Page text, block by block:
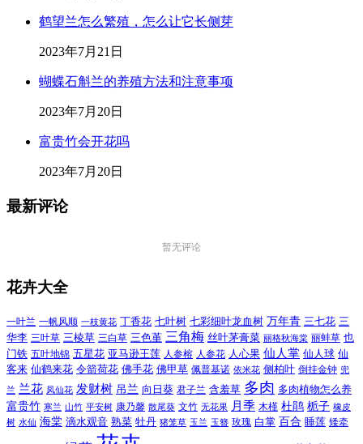
鹤望兰怎么繁殖，怎么让它长侧芽
2023年7月21日
蝴蝶石斛兰的养殖方法和注意事项
2023年7月20日
富贵竹会开花吗
2023年7月20日
最新评论
暂无评论
花卉大全
一叶兰 一帆风顺 一枝黄花 丁香花 七叶树 七彩细叶龙血树 万年青 三七花 三
华李 三叶草 三棱草 三白草 三色堇 三角梅 丝叶茅膏菜 丽格秋海棠 丽蚌草 也
门铁 五叶地锦 五星花 亚马逊王莲 人参榕 人参花 人心果 仙人掌 仙人球 仙
客来 仙鹤来花 令箭荷花 佛手花 佛甲草 佩普基诺 依米花 侧柏叶 倒挂金钟 兜
兰 兰花 凤仙花 发财树 吊兰 向日葵 君子兰 含羞草 多肉 多肉植物怎么养
富贵竹 寒兰 山竹 平安树 康乃馨 散尾葵 文竹 无花果 月季 木槿 杜鹃 栀子 橡皮
树 水仙 海棠 滴水观音 熟菜 牡丹 猪笼草 玉兰 玉簪 玫瑰 白掌 百合 睡莲 矮牵